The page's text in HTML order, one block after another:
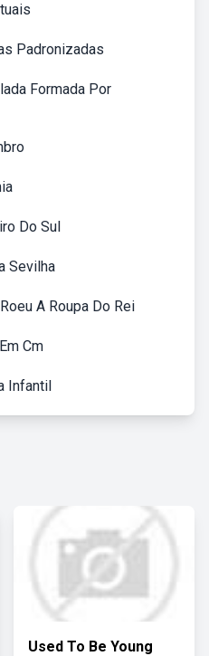
Padronizadas
Formada Por
Do Sul
Sevilha
A Roupa Do Rei
Cm
Infantil
Used To Be Young